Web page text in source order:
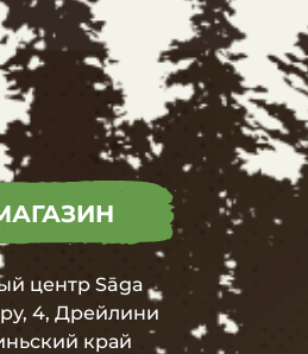
центрSāga
4, Дрейлини
край